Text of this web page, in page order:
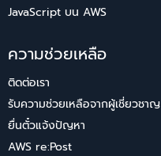
JavaScript บน AWS
ความช่วยเหลือ
ติดต่อเรา
รับความช่วยเหลือจากผู้เชี่ยวชาญ
ยื่นตั๋วแจ้งปัญหา
AWS re:Post